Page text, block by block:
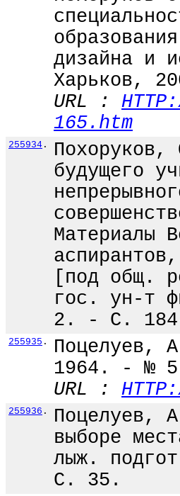
дизайна и
Харьков,
URL :
165.htm
255934 .
Похоруков,
будущего
Материалы
[под общ.
гос. ун-т
2. - С.
255935 .
Поцелуев,
1964. - №
URL :
255936 .
Поцелуев,
выборе
лыж.
С. 35.